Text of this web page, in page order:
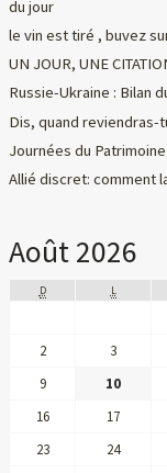
du jour
le vin est tiré , buvez
UN JOUR, UNE
Russie-Ukraine : Bilan
Dis, quand reviendras-
Journées du
Allié discret: comment
Août 2026
D L
2
3
9
10
16
17
23
24